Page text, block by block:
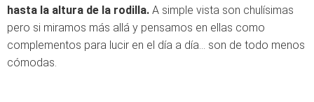
hasta la altura de la rodilla. A simple vista son chulísimas
pero si miramos más allá y pensamos en ellas como
complementos para lucir en el día a día... son de todo menos
cómodas.